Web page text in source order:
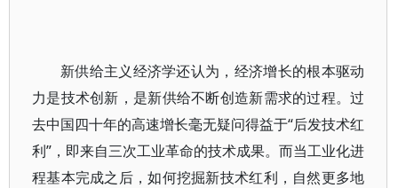
新供给主义经济学还认为，经济增长的根本驱动
力是技术创新，是新供给不断创造新需求的过程。过
去中国四十年的高速增长毫无疑问得益于“后发技术红
利”，即来自三次工业革命的技术成果。而当工业化进
程基本完成之后，如何挖掘新技术红利，自然更多地